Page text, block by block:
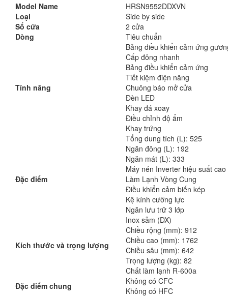
Model Name
HRSN9552DDXVN
Loại
Side by side
Số cửa
2 cửa
Dòng
Tiêu chuẩn
Tính năng
Bảng điều khiển cảm ứng
Cấp đông nhanh
Bảng điều khiển cảm ứng
Tiết kiệm điện năng
Chuông báo mở cửa
Đèn LED
Khay đá xoay
Điều chỉnh độ ẩm
Khay trứng
Đặc điểm
Tổng dung tích (L): 525
Ngăn đông (L): 192
Ngăn mát (L): 333
Máy nén Inverter hiệu suất cao
Làm Lạnh Vòng Cung
Điều khiển cảm biến kép
Kệ kính cường lực
Ngăn lưu trữ 3 lớp
Inox sẫm (DX)
Kích thước và trọng lượng
Chiều rộng (mm): 912
Chiều cao (mm): 1762
Chiều sâu (mm): 642
Trọng lượng (kg): 82
Đặc điểm chung
Chất làm lạnh R-600a
Không có CFC
Không có HFC